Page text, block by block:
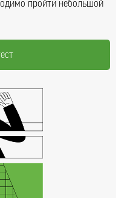
пройти небольшой